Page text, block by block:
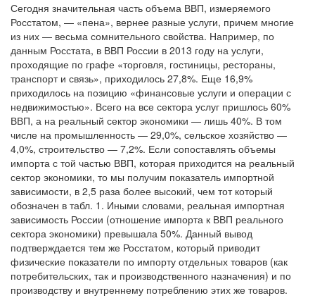
Сегодня значительная часть объема ВВП, измеряемого
Росстатом, — «пена», вернее разные услуги, причем многие
из них — весьма сомнительного свойства. Например, по
данным Росстата, в ВВП России в 2013 году на услуги,
проходящие по графе «торговля, гостиницы, рестораны,
транспорт и связь», приходилось 27,8%. Еще 16,9%
приходилось на позицию «финансовые услуги и операции с
недвижимостью». Всего на все сектора услуг пришлось 60%
ВВП, а на реальный сектор экономики — лишь 40%. В том
числе на промышленность — 29,0%, сельское хозяйство —
4,0%, строительство — 7,2%. Если сопоставлять объемы
импорта с той частью ВВП, которая приходится на реальный
сектор экономики, то мы получим показатель импортной
зависимости, в 2,5 раза более высокий, чем тот который
обозначен в табл. 1. Иными словами, реальная импортная
зависимость России (отношение импорта к ВВП реального
сектора экономики) превышала 50%. Данный вывод
подтверждается тем же Росстатом, который приводит
физические показатели по импорту отдельных товаров (как
потребительских, так и производственного назначения) и по
производству и внутреннему потреблению этих же товаров.